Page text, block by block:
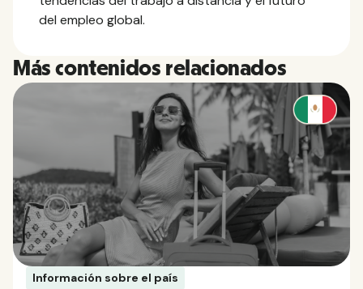
del empleo global.
Más contenidos relacionados
Información sobre el país